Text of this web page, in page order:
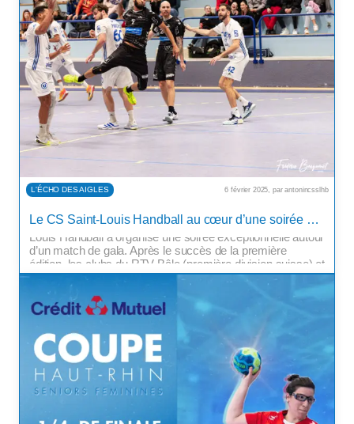
Le CS Saint-Louis Handball au cœur d’une soirée de gala réussie
local Pour la deuxième année consécutive, le CS Saint-
Louis Handball a organisé une soirée exceptionnelle autour
d’un match de gala. Après le succès de la première
édition, les clubs du RTV Bâle (première division suisse) et
du Grand Besançon Doubs Handball (Proligue, deuxième
division française) ont […]
L'ÉCHO DES AIGLES 6 février 2025, par antonincsslhb